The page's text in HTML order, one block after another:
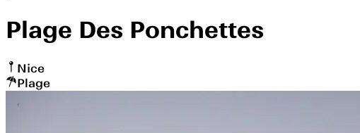
Plage Des Ponchettes
Nice
Plage